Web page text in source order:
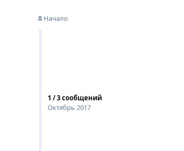
Начало
1 /3сообщений
Октябрь 2017